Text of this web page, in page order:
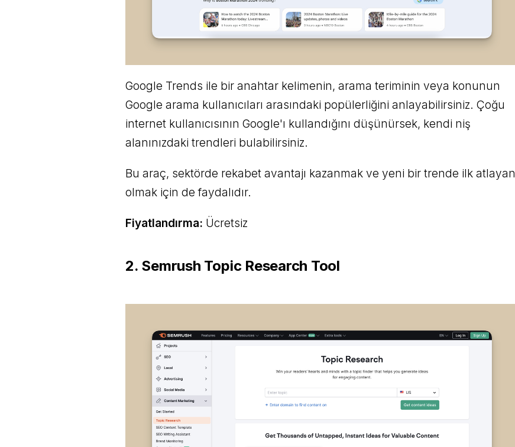
Google Trends ile bir anahtar kelimenin, arama teriminin veya konunun
Google arama kullanıcıları arasındaki popülerliğini anlayabilirsiniz. Çoğu
internet kullanıcısının Google'ı kullandığını düşünürsek, kendi niş
alanınızdaki trendleri bulabilirsiniz.
Bu araç, sektörde rekabet avantajı kazanmak ve yeni bir trende ilk atlayan
olmak için de faydalıdır.
Fiyatlandırma: Ücretsiz
2. Semrush Topic Research Tool